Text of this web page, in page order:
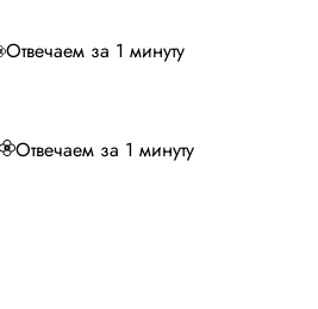
Отвечаем за 1 минуту
Отвечаем за 1 минуту